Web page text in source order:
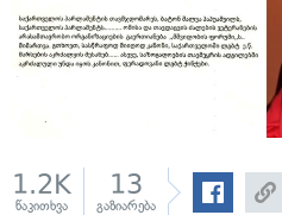
1.2K
წაკითხვა
13
გაზიარება